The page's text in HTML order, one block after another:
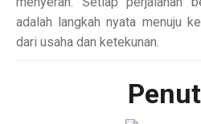
adalah langkah nyata menuju
dari usaha dan ketekunan.